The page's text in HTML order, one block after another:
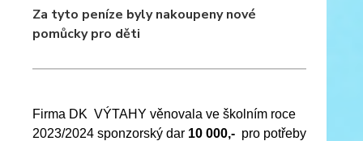
Za tyto peníze byly nakoupeny nové
pomůcky pro děti
Firma DK VÝTAHY věnovala ve školním roce
2023/2024 sponzorský dar 10 000,- pro potřeby